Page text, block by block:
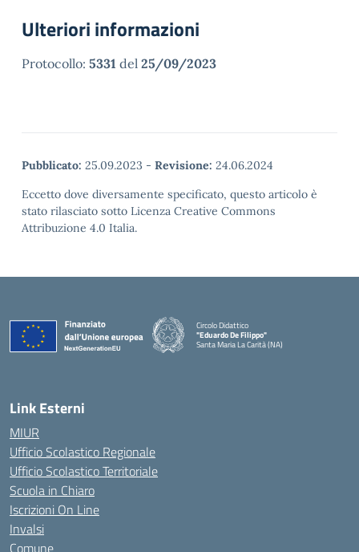
Ulteriori informazioni
Protocollo: 5331 del 25/09/2023
Pubblicato: 25.09.2023 - Revisione: 24.06.2024
Eccetto dove diversamente specificato, questo articolo è
stato rilasciato sotto Licenza Creative Commons
Attribuzione 4.0 Italia.
Circolo Didattico
"Eduardo De Filippo"
Santa Maria La Carità (NA)
Link Esterni
MIUR
Ufficio Scolastico Regionale
Ufficio Scolastico Territoriale
Scuola in Chiaro
Iscrizioni On Line
Invalsi
Comune